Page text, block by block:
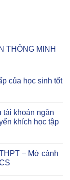
THÔNG MINH
của học sinh tốt
tài khoản ngân
khích học tập
– Mở cánh